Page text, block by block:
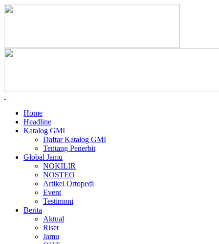
Home
Headline
Katalog GMI
Daftar Katalog GMI
Tentang Penerbit
Global Jamu
NOKILIR
NOSTEO
Artikel Ortopedi
Event
Testimoni
Berita
Aktual
Riset
Jamu